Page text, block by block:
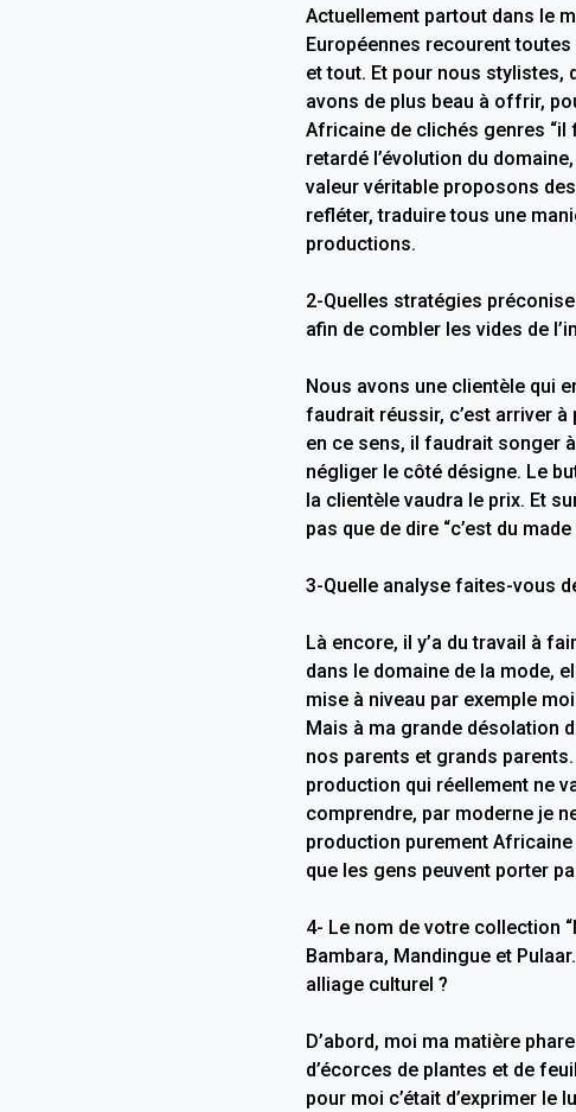
Actuellement partout dans le
Européennes recourent
et tout. Et pour nous stylistes,
avons de plus beau à offrir,
Africaine de clichés genres
retardé l’évolution du
valeur véritable proposons
refléter, traduire tous une
productions.
2-Quelles stratégies
afin de combler les vides de
Nous avons une clientèle qui
faudrait réussir, c’est arriver à
en ce sens, il faudrait songer
négliger le côté désigne. Le
la clientèle vaudra le prix. Et
pas que de dire “c’est du
3-Quelle analyse faites-vous
Là encore, il y’a du travail à
dans le domaine de la mode,
mise à niveau par exemple
Mais à ma grande désolation
nos parents et grands
production qui réellement ne
comprendre, par moderne je
production purement
que les gens peuvent porter
4- Le nom de votre collection
Bambara, Mandingue et
alliage culturel ?
D’abord, moi ma matière
d’écorces de plantes et de
pour moi c’était d’exprimer